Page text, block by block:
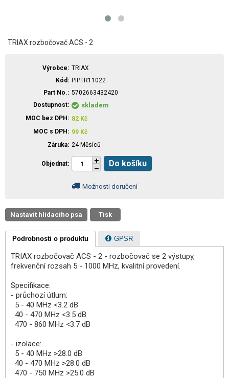
TRIAX rozbočovač ACS - 2
Výrobce
TRIAX
Kód
PIPTR11022
Part No.
5702663432420
Dostupnost
skladem
MOC bez DPH 82 Kč
MOC s DPH
99 Kč
Záruka 24 Měsíců
Objednat Do košíku
Možnosti doručení
Nastavit hlídacího psa Tisk
Podrobnosti o produktu GPSR
TRIAX rozbočovač ACS - 2 - rozbočovač se 2 výstupy,
frekvenční rozsah 5 - 1000 MHz, kvalitní provedení.
Specifikace:
- průchozí útlum:
5 - 40 MHz <3.2 dB
40 - 470 MHz <3.5 dB
470 - 860 MHz <3.7 dB
- izolace:
5 - 40 MHz >28.0 dB
40 - 470 MHz >28.0 dB
470 - 750 MHz >25.0 dB